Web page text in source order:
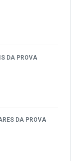
DA PROVA
DA PROVA